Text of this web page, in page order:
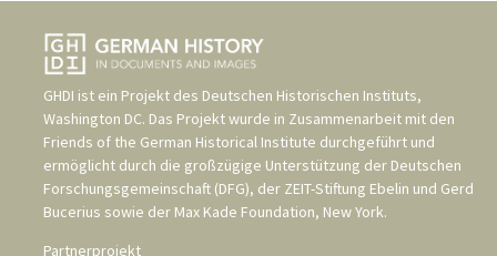
GHDI ist ein Projekt des Deutschen Historischen Instituts,
Washington DC. Das Projekt wurde in Zusammenarbeit mit den
Friends of the German Historical Institute durchgeführt und
ermöglicht durch die großzügige Unterstützung der Deutschen
Forschungsgemeinschaft (DFG), der ZEIT-Stiftung Ebelin und Gerd
Bucerius sowie der Max Kade Foundation, New York.
Partnerprojekt